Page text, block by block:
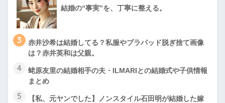
結婚の“事実”を、丁寧に整える。
3
赤井沙希は結婚してる？私服やブラパッド脱ぎ捨て画像
は？赤井英和は父親。
4
蛯原友里の結婚相手の夫・ILMARIとの結婚式や子供情報
まとめ
5
【私、元ヤンでした】ノンスタイル石田明が結婚した嫁